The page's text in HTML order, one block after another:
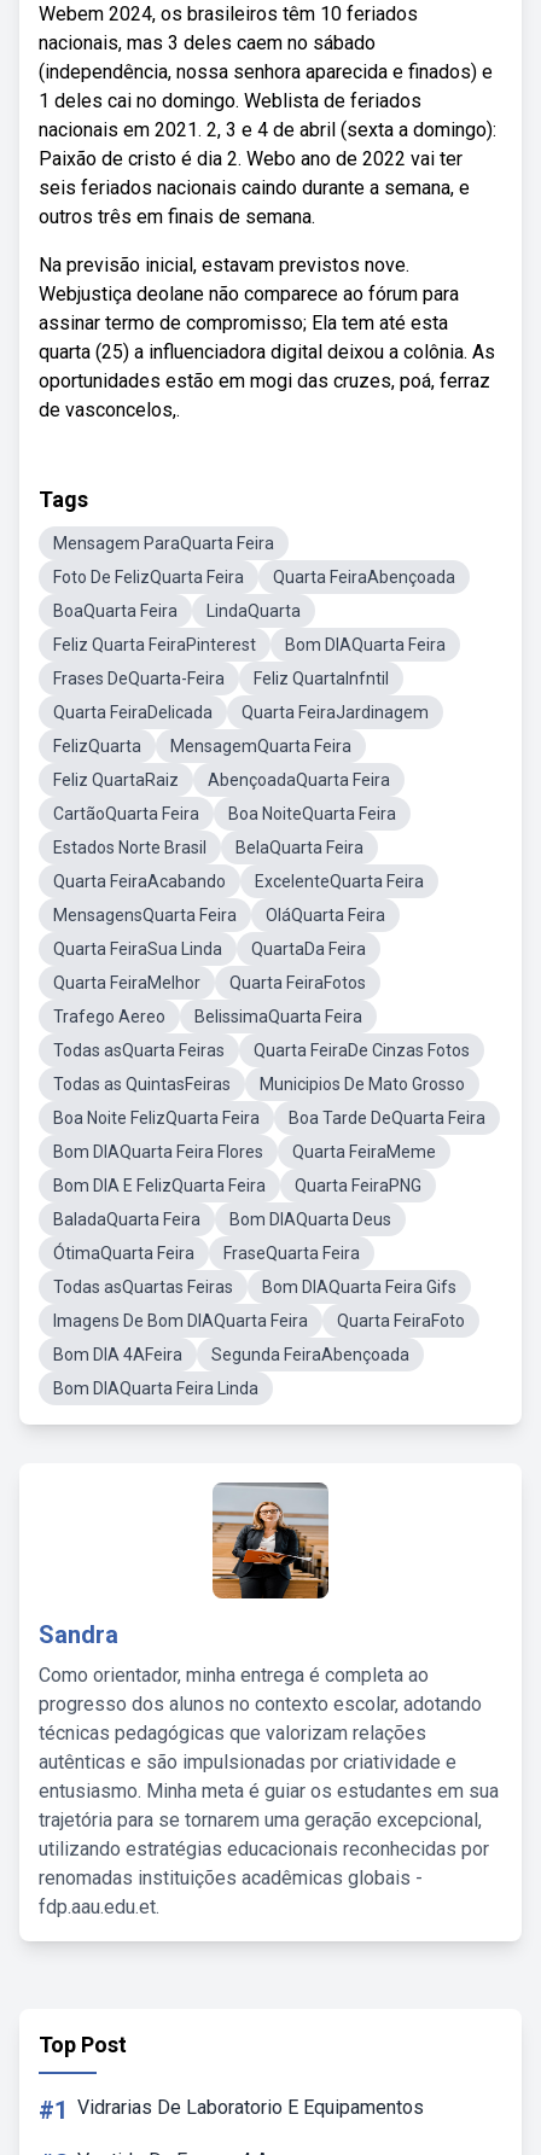
Webem 2024, os brasileiros têm 10 feriados
nacionais, mas 3 deles caem no sábado
(independência, nossa senhora aparecida e finados) e
1 deles cai no domingo. Weblista de feriados
nacionais em 2021. 2, 3 e 4 de abril (sexta a domingo):
Paixão de cristo é dia 2. Webo ano de 2022 vai ter
seis feriados nacionais caindo durante a semana, e
outros três em finais de semana.
Na previsão inicial, estavam previstos nove.
Webjustiça deolane não comparece ao fórum para
assinar termo de compromisso; Ela tem até esta
quarta (25) a influenciadora digital deixou a colônia. As
oportunidades estão em mogi das cruzes, poá, ferraz
de vasconcelos,.
Tags
Mensagem ParaQuarta Feira
Foto De FelizQuarta Feira
Quarta FeiraAbençoada
BoaQuarta Feira
LindaQuarta
Feliz Quarta FeiraPinterest
Bom DIAQuarta Feira
Frases DeQuarta-Feira
Feliz QuartaInfntil
Quarta FeiraDelicada
Quarta FeiraJardinagem
FelizQuarta
MensagemQuarta Feira
Feliz QuartaRaiz
AbençoadaQuarta Feira
CartãoQuarta Feira
Boa NoiteQuarta Feira
Estados Norte Brasil
BelaQuarta Feira
Quarta FeiraAcabando
ExcelenteQuarta Feira
MensagensQuarta Feira
OláQuarta Feira
Quarta FeiraSua Linda
QuartaDa Feira
Quarta FeiraMelhor
Quarta FeiraFotos
Trafego Aereo
BelissimaQuarta Feira
Todas asQuarta Feiras
Quarta FeiraDe Cinzas Fotos
Todas as QuintasFeiras
Municipios De Mato Grosso
Boa Noite FelizQuarta Feira
Boa Tarde DeQuarta Feira
Bom DIAQuarta Feira Flores
Quarta FeiraMeme
Bom DIA E FelizQuarta Feira
Quarta FeiraPNG
BaladaQuarta Feira
Bom DIAQuarta Deus
ÓtimaQuarta Feira
FraseQuarta Feira
Todas asQuartas Feiras
Bom DIAQuarta Feira Gifs
Imagens De Bom DIAQuarta Feira
Quarta FeiraFoto
Bom DIA 4AFeira
Segunda FeiraAbençoada
Bom DIAQuarta Feira Linda
Sandra
Como orientador, minha entrega é completa ao
progresso dos alunos no contexto escolar, adotando
técnicas pedagógicas que valorizam relações
autênticas e são impulsionadas por criatividade e
entusiasmo. Minha meta é guiar os estudantes em sua
trajetória para se tornarem uma geração excepcional,
utilizando estratégias educacionais reconhecidas por
renomadas instituições acadêmicas globais -
fdp.aau.edu.et.
Top Post
#1 Vidrarias De Laboratorio E Equipamentos